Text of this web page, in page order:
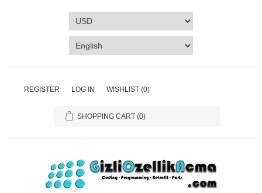
REGISTER LOG IN WISHLIST (0)
SHOPPING CART (0)